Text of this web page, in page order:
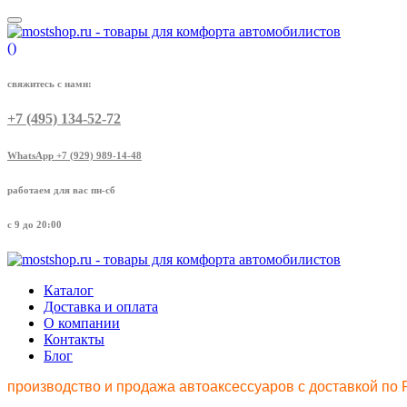
()
свяжитесь с нами:
+7 (495) 134-52-72
WhatsApp +7 (929) 989-14-48
работаем для вас пн-сб
с 9 до 20:00
Каталог
Доставка и оплата
О компании
Контакты
Блог
производство и продажа автоаксессуаров с доставкой по